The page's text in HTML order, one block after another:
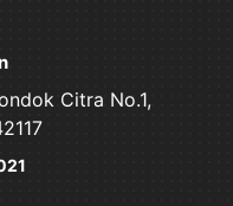
Citra No.1,